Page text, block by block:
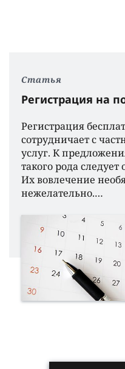
Статья
Регистрация на
Регистрация
сотрудничает с
услуг. К
такого рода следует
Их вовлечение
нежелательно.…